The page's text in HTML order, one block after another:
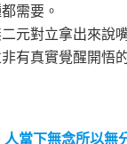
需要。
元對立拿出來說
有真實覺醒開悟
當下無念所以無